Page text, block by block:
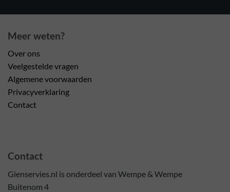
Meer weten?
Over ons
Veelgestelde vragen
Algemene voorwaarden
Privacyverklaring
Contact
Contact
Gienservies.nl is onderdeel van Wempe & Wempe
Buitenom 4